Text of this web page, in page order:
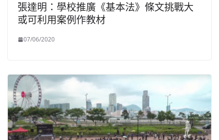
張達明：學校推廣《基本法》條文挑戰大
或可利用案例作教材
07/06/2020